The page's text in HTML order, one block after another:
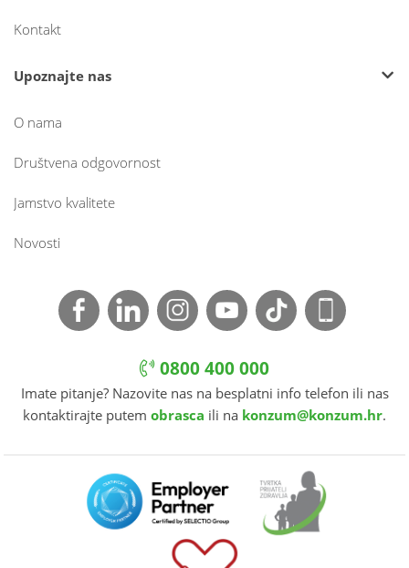
Kontakt
Upoznajte nas
O nama
Društvena odgovornost
Jamstvo kvalitete
Novosti
0800 400 000
Imate pitanje? Nazovite nas na besplatni info telefon ili nas
kontaktirajte putem obrasca ili na konzum@konzum.hr.